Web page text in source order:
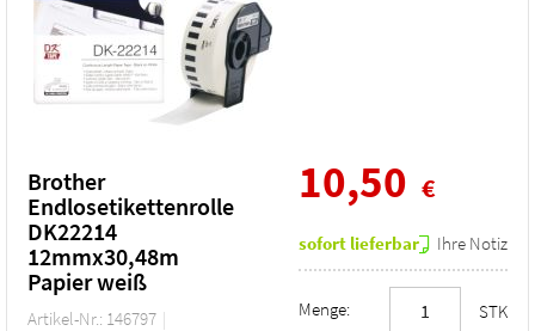
Brother
Endlosetikettenrolle
DK22214
12mmx30,48m
Papier weiß
Artikel-Nr.: 146797
10,50 €
sofort lieferbar Ihre Notiz
Menge: STK